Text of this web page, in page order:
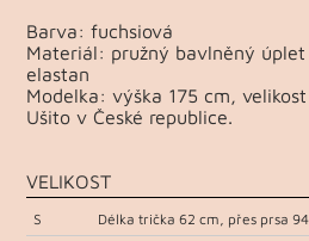
Barva: fuchsiová
Materiál: pružný bavlněný úplet
elastan
Modelka: výška 175 cm, velikost
Ušito v České republice.
VELIKOST
S
Délka trička 62 cm, přes prsa